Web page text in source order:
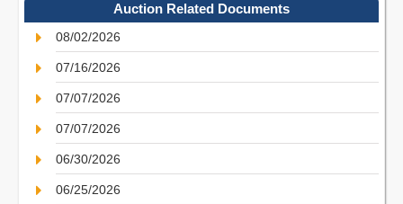
Auction Related Documents
08/02/2026
07/16/2026
07/07/2026
07/07/2026
06/30/2026
06/25/2026